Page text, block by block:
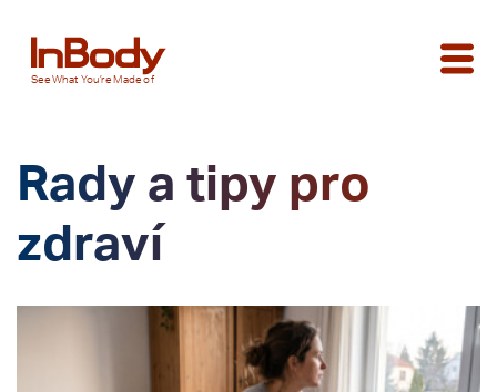
See What You’re Made of
Rady a tipy pro
zdraví